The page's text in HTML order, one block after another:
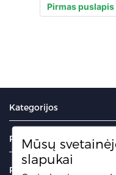
Pirmas puslapis
Kategorijos
Portalas
Puslapiai
Mūsų
slapukai